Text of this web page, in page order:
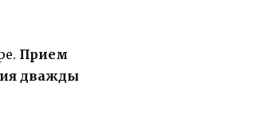
Прием
дважды